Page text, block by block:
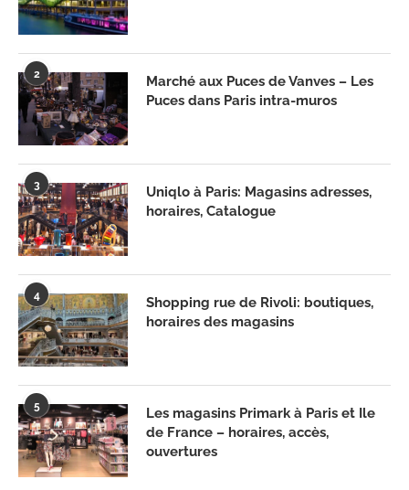
2
Marché aux Puces de Vanves – Les
Puces dans Paris intra-muros
3
Uniqlo à Paris: Magasins adresses,
horaires, Catalogue
4
Shopping rue de Rivoli: boutiques,
horaires des magasins
5
Les magasins Primark à Paris et Ile
de France – horaires, accès,
ouvertures